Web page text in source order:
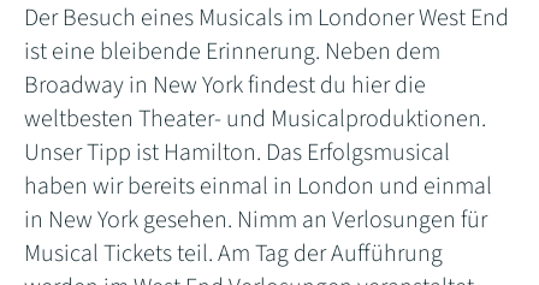
Der Besuch eines Musicals im Londoner West End
ist eine bleibende Erinnerung. Neben dem
Broadway in New York findest du hier die
weltbesten Theater- und Musicalproduktionen.
Unser Tipp ist Hamilton. Das Erfolgsmusical
haben wir bereits einmal in London und einmal
in New York gesehen. Nimm an Verlosungen für
Musical Tickets teil. Am Tag der Aufführung